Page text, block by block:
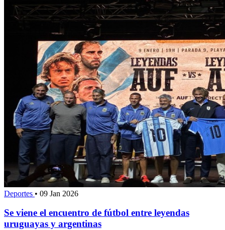
Deportes • 09 Jan 2026
Se viene el encuentro de fútbol entre leyendas
uruguayas y argentinas